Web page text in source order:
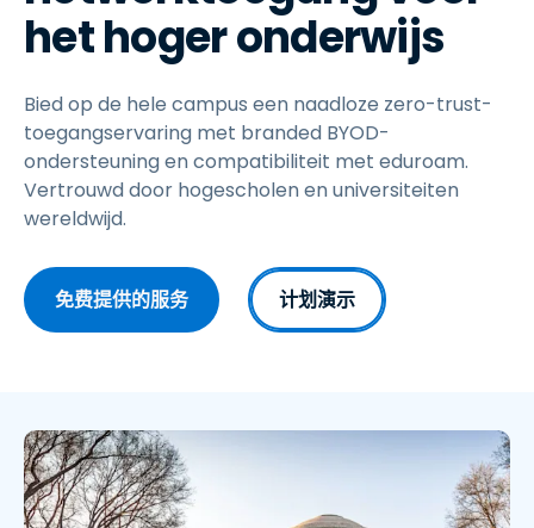
het hoger onderwijs
Bied op de hele campus een naadloze zero-trust-
toegangservaring met branded BYOD-
ondersteuning en compatibiliteit met eduroam.
Vertrouwd door hogescholen en universiteiten
wereldwijd.
免费提供的服务 计划演示